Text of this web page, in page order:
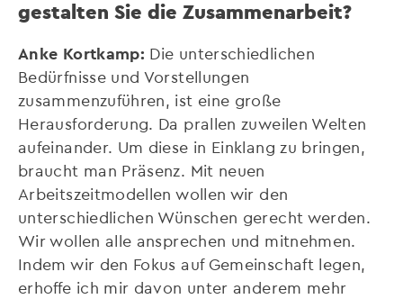
gestalten Sie die Zusammenarbeit?
Anke Kortkamp: Die unterschiedlichen
Bedürfnisse und Vorstellungen
zusammenzuführen, ist eine große
Herausforderung. Da prallen zuweilen Welten
aufeinander. Um diese in Einklang zu bringen,
braucht man Präsenz. Mit neuen
Arbeitszeitmodellen wollen wir den
unterschiedlichen Wünschen gerecht werden.
Wir wollen alle ansprechen und mitnehmen.
Indem wir den Fokus auf Gemeinschaft legen,
erhoffe ich mir davon unter anderem mehr